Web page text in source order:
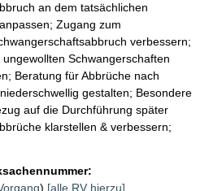
an dem tatsächlichen
Zugang zum
verbessern;
Schwangerschaften
Beratung für Abbrüche nach
gestalten; Besondere
auf die Durchführung später
klarstellen & verbessern;
) [alle RV hierzu]